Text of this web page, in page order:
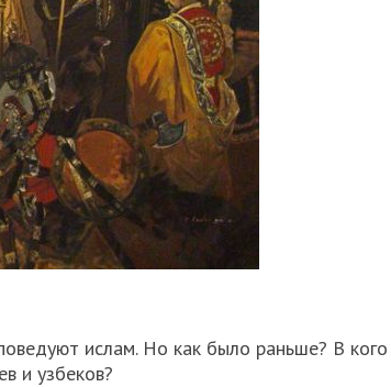
ислам. Но как было раньше? В кого
и узбеков?